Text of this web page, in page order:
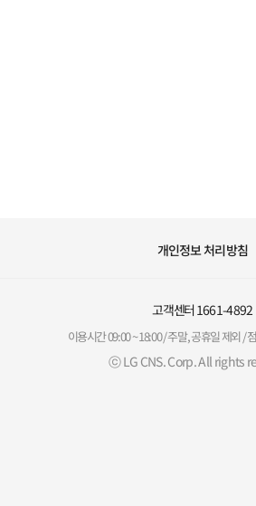
개인정보 처리방침
고객센터1661-4892
이용시간 09:00 ~ 18:00 / 주말, 공휴일 제외 /
ⓒ LG CNS. Corp. All rights